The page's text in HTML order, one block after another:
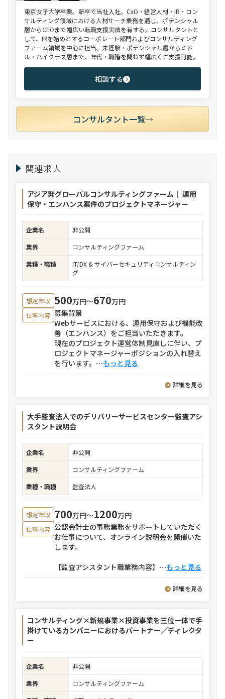
東京女子大学卒業。新卒で当社入社。CxO・経営人材・IR・コン
サルティング領域における人材サーチ業務を通じ、ポテンシャル
層からCEOまで幅広い転職支援実績を有する。コンサルタントと
して、IRを始めとするコーポレート部門およびコンサルティング
ファーム領域を中心に担当。未経験・ポテンシャル層からミド
ル・ハイクラス層まで、年代・職階を問わず幅広くご支援可能。
相談する
コンサルタント一覧
関連求人
アジア発グローバルコンサルティングファーム｜ 運用
保守・エンハンス案件のプロジェクトマネージャー
企業名
非公開
業界
コンサルティングファーム
業種・職種
IT/DX & サイバーセキュリティコンサルティン
グ
想定年収 500万円〜670万円
仕事内容 募集背景
Webサービスにおける、運用保守および機能改
善（エンハンス）をご担当いただきます。
現在のプロジェクト運営体制見直しに伴い、プ
ロジェクトマネージャーポジションの入れ替え
を行います。 ⋯もっと見る
詳細を見る
大手監査法人でのデリバリーサービスセンター監査アシ
スタント説明会
企業名
非公開
業界
コンサルティングファーム
業種・職種
監査法人
想定年収 700万円〜1200万円
仕事内容 公認会計士の事務業務をサポートしていただく
お仕事について、オンライン説明会を開催いた
します。
【監査アシスタント職業務内容】 ⋯もっと見る
詳細を見る
コンサルティング×新規事業×投資事業を三位一体で手
掛けているカンパニーにおけるパートナー／ディレクタ
ー
企業名
非公開
業界
コンサルティングファーム